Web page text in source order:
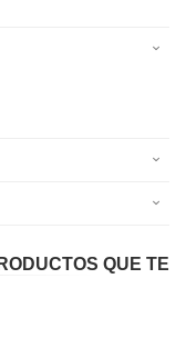
QUE TE